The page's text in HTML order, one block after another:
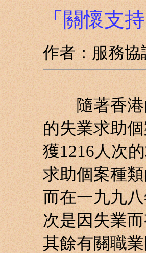
「關懷支
作者：服務
隨著香港的
的失業求助
獲1216人次
求助個案種
而在一九九
次是因失業
其餘有關職